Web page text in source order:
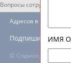
Вопросы
© Стадион, 1998-2026
Адресов в новостной
Подпишись ИМЯ